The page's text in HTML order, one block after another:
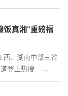
饭真湘”重磅福
西、湖南中部三省
道登上热搜 ...